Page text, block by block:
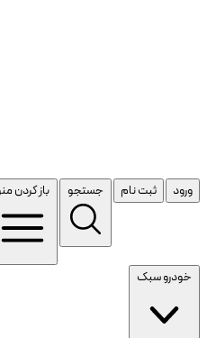
ورود ثبت نام جستجو باز کردن
خودرو سبک